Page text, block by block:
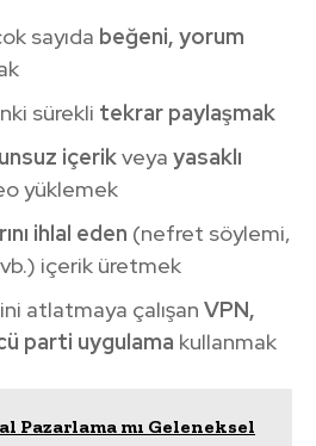
sayıda beğeni, yorum
sürekli tekrar paylaşmak
içerikveya yasaklı
yüklemek
ihlal eden (nefret söylemi,
içerik üretmek
atlatmaya çalışan VPN,
parti uygulama kullanmak
Pazarlama mı Geleneksel